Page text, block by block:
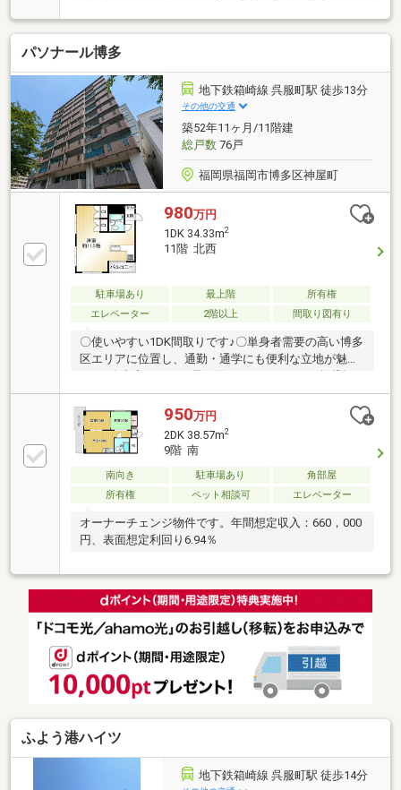
いますリフォーム箇所（キッチン水栓・ガスコンロ交
換、トイレ新品、壁・床貼り替え、エアコン・照明器
具設置）■ペット可（細則あり、飼育負担金月額300
円）で大切な家族と一緒に過ごせます◎■住吉小学校
徒歩11分、住吉中学校 徒歩11分＊＊＊＊＊＊＊＊物件
選びや住宅ローンのこと、不動産購入のなんでもココ
ハウスにお気軽にご相談ください！お客様のマイホー
ム探しをスタートからゴールまでお手伝いします
パソナール博多
地下鉄箱崎線 呉服町駅 徒歩13分
その他の交通
築52年11ヶ月/11階建
総戸数76戸
福岡県福岡市博多区神屋町
980万円
1DK 34.33m2
11階 北西
駐車場あり 最上階
所有権
エレベーター
2階以上 間取り図有り
〇使いやすい1DK間取りです♪〇単身者需要の高い博多
区エリアに位置し、通勤・通学にも便利な立地が魅力
資用としてもご検討いただける物件です♪
950万円
2DK 38.57m2
9階 南
南向き 駐車場あり
角部屋
所有権
ペット相談可 エレベーター
オーナーチェンジ物件です。年間想定収入：660，000
円、表面想定利回り6.94％
ふよう港ハイツ
地下鉄箱崎線 呉服町駅 徒歩14分